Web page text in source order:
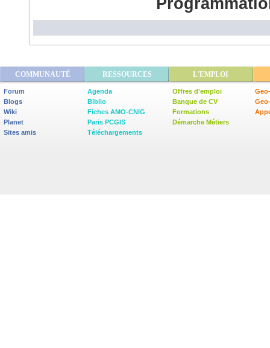
COMMUNAUTÉ RESSOURCES L'EMPLOI
Forum
Blogs
Wiki
Planet
Sites amis
Agenda
Biblio
Fiches AMO-CNIG
Paris PCGIS
Téléchargements
Offres d'emploi
Banque de CV
Formations
Démarche Métiers